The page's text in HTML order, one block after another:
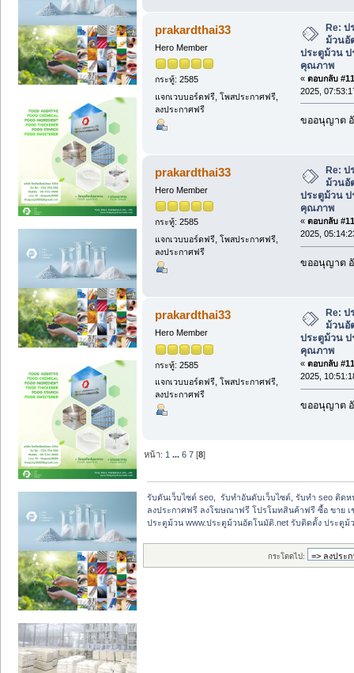
prakardthai33
Hero Member
กระทู้: 2585
แจกเวบบอร์ดฟรี, โพสประกาศฟรี,
ลงประกาศฟรี
Re: ป
ม้วนอั
ประตูม้วน ป
คุณภาพ
« ตอบกลับ
2025,
ขออนุญาต
prakardthai33
Hero Member
กระทู้: 2585
แจกเวบบอร์ดฟรี, โพสประกาศฟรี,
ลงประกาศฟรี
Re: ป
ม้วนอั
ประตูม้วน ป
คุณภาพ
« ตอบกลับ
2025,
ขออนุญาต
prakardthai33
Hero Member
กระทู้: 2585
แจกเวบบอร์ดฟรี, โพสประกาศฟรี,
ลงประกาศฟรี
Re: ป
ม้วนอั
ประตูม้วน ป
คุณภาพ
« ตอบกลับ
2025,
ขออนุญาต
หน้า: 1 ...6 7 [8]
รับดันเว็บไซต์ seo,  รับทำอันดับเว็บไซต์, รับทำ seo ติดห
ลงประกาศฟรี ลงโฆษณาฟรี โปรโมทสินค้าฟรี ซื้อ ขาย เ
ประตูม้วน www.ประตูม้วนอัตโนมัติ.net รับติดตั้ง ประตู
กระโดดไป: